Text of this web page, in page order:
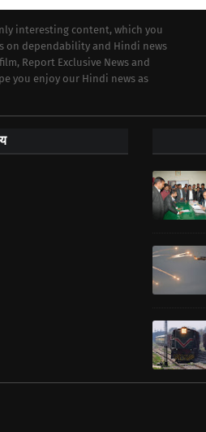
interesting content, which you
on dependability and Hindi news
Report Exclusive News and
you enjoy our Hindi news as